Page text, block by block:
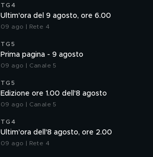
TG4
Ultim'ora del 9 agosto, ore 6.00
09 ago | Rete 4
TG5
Prima pagina - 9 agosto
09 ago | Canale 5
TG5
Edizione ore 1.00 dell'8 agosto
09 ago | Canale 5
TG4
Ultim'ora dell'8 agosto, ore 2.00
09 ago | Rete 4